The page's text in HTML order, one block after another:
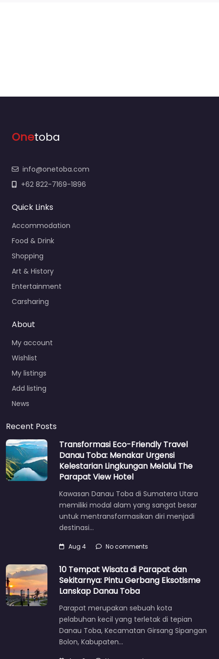
Onetoba
info@onetoba.com
+62 822-7169-1896
Quick Links
Accommodation
Food & Drink
Shopping
Art & History
Entertainment
Carsharing
About
My account
Wishlist
My listings
Add listing
News
Recent Posts
Transformasi Eco-Friendly Travel
Danau Toba: Menakar Urgensi
Kelestarian Lingkungan Melalui The
Parapat View Hotel
Kawasan Danau Toba di Sumatera Utara
memiliki modal alam yang sangat besar
untuk mentransformasikan diri menjadi
destinasi…
Aug 4 No comments
10 Tempat Wisata di Parapat dan
Sekitarnya: Pintu Gerbang Eksotisme
Lanskap Danau Toba
Parapat merupakan sebuah kota
pelabuhan kecil yang terletak di tepian
Danau Toba, Kecamatan Girsang Sipangan
Bolon, Kabupaten…